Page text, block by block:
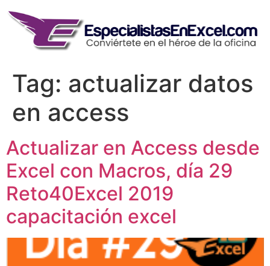
content
Tag: actualizar datos
en access
Actualizar en Access desde
Excel con Macros, día 29
Reto40Excel 2019
capacitación excel